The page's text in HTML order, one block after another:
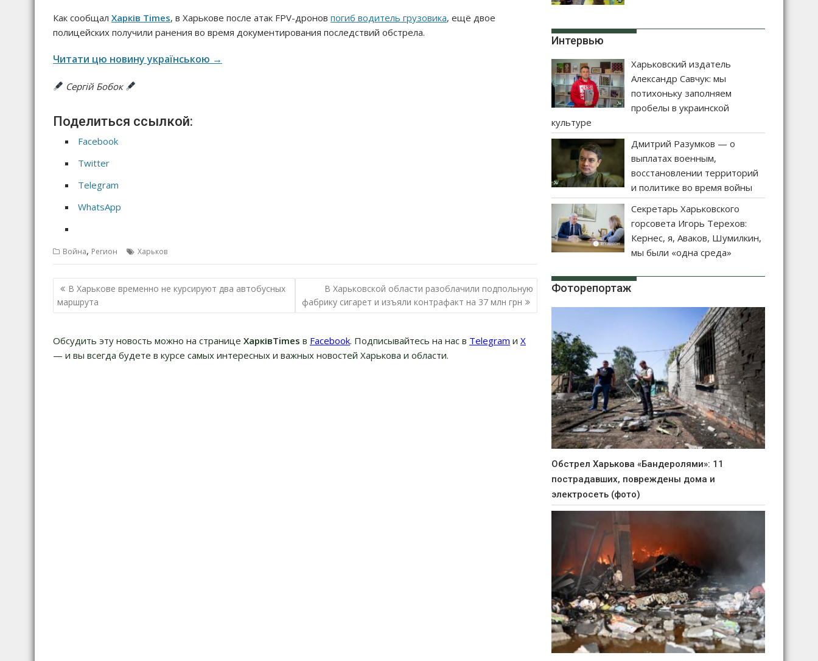
Как сообщал Харків Times, в Харькове после атак FPV-дронов погиб водитель грузовика, ещё двое
полицейских получили ранения во время документирования последствий обстрела.
Читати цю новину українською →
Сергій Бобок
Поделиться ссылкой:
Facebook
Twitter
Telegram
WhatsApp
Война, Регион Харьков
Н
а
и
г
В Харькове временно не курсируют два автобусных
маршрута
В Харьковской области разоблачили подпольную
фабрику сигарет и изъяли контрафакт на 37 млн грн
Обсудить эту новость можно на странице ХарківTimes в Facebook. Подписывайтесь на нас в Telegram и Х
— и вы всегда будете в курсе самых интересных и важных новостей Харькова и области.
Интервью
Харьковский издатель
Александр Савчук: мы
потихоньку заполняем
пробелы в украинской
культуре
Дмитрий Разумков — о
выплатах военным,
восстановлении территорий
и политике во время войны
Секретарь Харьковского
горсовета Игорь Терехов:
Кернес, я, Аваков, Шумилкин,
мы были «одна среда»
Фоторепортаж
Обстрел Харькова «Бандеролями»: 11
пострадавших, повреждены дома и
электросеть (фото)